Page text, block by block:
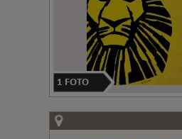
1 FOTO